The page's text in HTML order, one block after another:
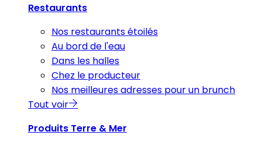
Restaurants
Nos restaurants étoilés
Au bord de l'eau
Dans les halles
Chez le producteur
Nos meilleures adresses pour un brunch
Tout voir
Produits Terre & Mer